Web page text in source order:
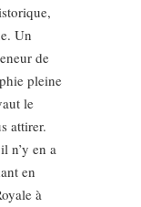
Un
de
pleine
le
attirer.
n’y en a
en
à